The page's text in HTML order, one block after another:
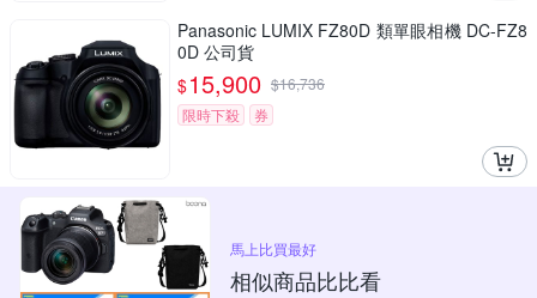
Panasonic LUMIX FZ80D 類單眼相機 DC-FZ8
0D 公司貨
$15,900 $16,736
限時下殺
券
馬上比買最好
相似商品比比看